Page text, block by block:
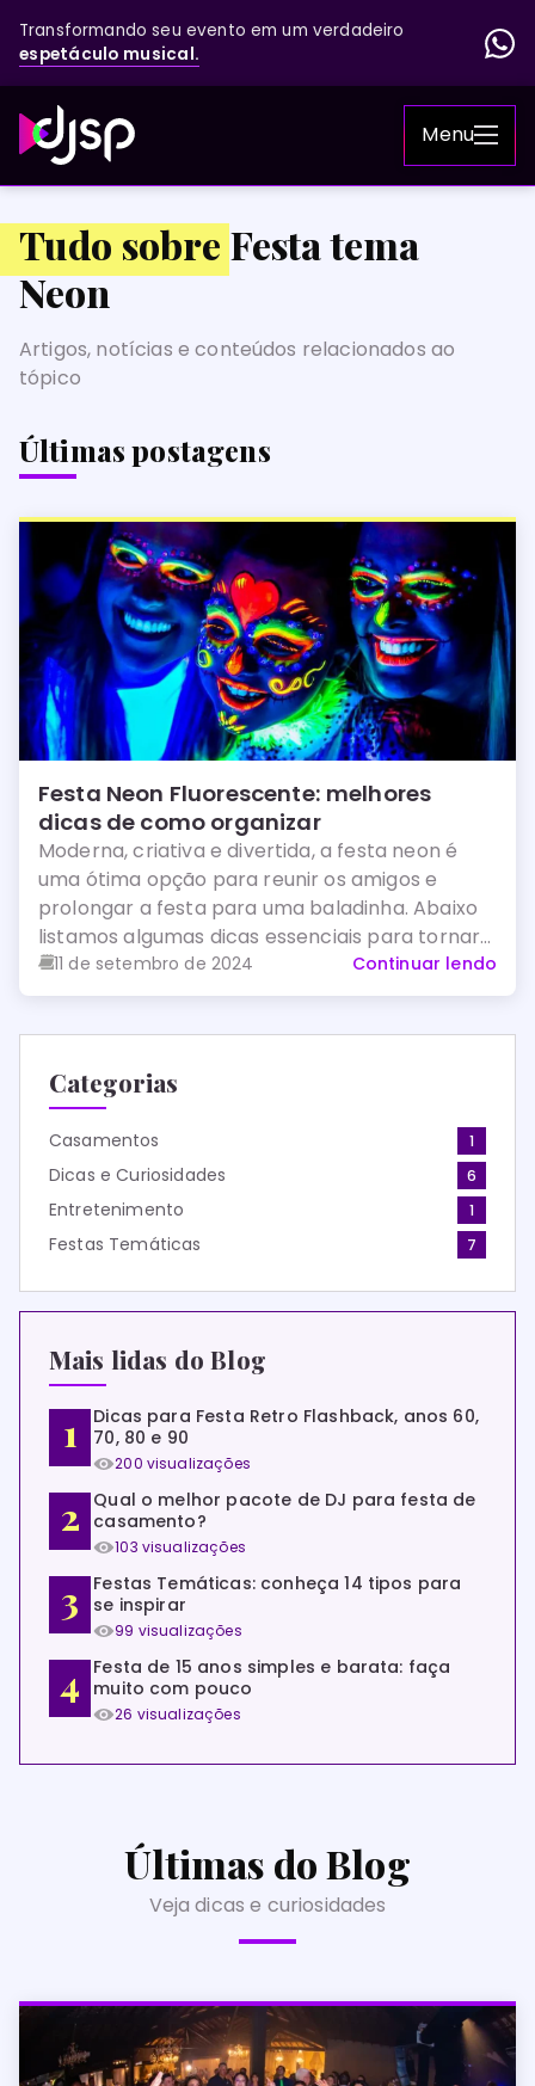
Transformando seu evento em um verdadeiro
espetáculo musical.
Menu
Tudo sobre Festa tema
Neon
Artigos, notícias e conteúdos relacionados ao
tópico
Últimas postagens
Festa Neon Fluorescente: melhores
dicas de como organizar
Moderna, criativa e divertida, a festa neon é
uma ótima opção para reunir os amigos e
prolongar a festa para uma baladinha. Abaixo
listamos algumas dicas essenciais para tornar
a sua festa ainda mais especial:
11 de setembro de 2024 Continuar lendo
Categorias
Casamentos 1
Dicas e Curiosidades 6
Entretenimento 1
Festas Temáticas 7
Mais lidas do Blog
Dicas para Festa Retro Flashback, anos 60,
70, 80 e 90
200 visualizações
Qual o melhor pacote de DJ para festa de
casamento?
103 visualizações
Festas Temáticas: conheça 14 tipos para
se inspirar
99 visualizações
Festa de 15 anos simples e barata: faça
muito com pouco
26 visualizações
Últimas do Blog
Veja dicas e curiosidades